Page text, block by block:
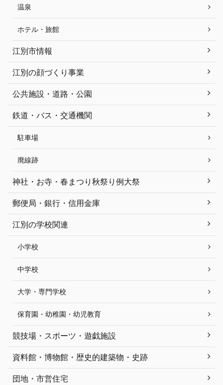
温泉
ホテル・旅館
江別市情報
江別の顔づくり事業
公共施設・道路・公園
鉄道・バス・交通機関
駐車場
廃線跡
神社・お寺・春まつり秋祭り例大祭
郵便局・銀行・信用金庫
江別の学校関連
小学校
中学校
大学・専門学校
保育園・幼稚園・幼児教育
競技場・スポーツ・遊戯施設
資料館・博物館・歴史的建築物・史跡
団地・市営住宅